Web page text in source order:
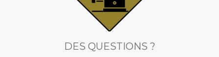
DES QUESTIONS ?